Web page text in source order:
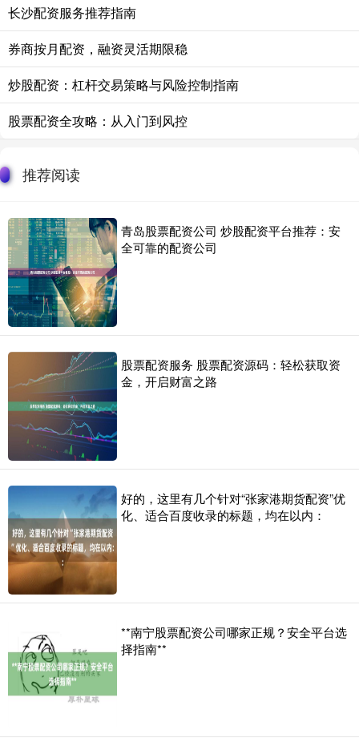
长沙配资服务推荐指南
券商按月配资，融资灵活期限稳
炒股配资：杠杆交易策略与风险控制指南
股票配资全攻略：从入门到风控
推荐阅读
青岛股票配资公司 炒股配资平台推荐：安
全可靠的配资公司
股票配资服务 股票配资源码：轻松获取资
金，开启财富之路
好的，这里有几个针对“张家港期货配资”优
化、适合百度收录的标题，均在以内：
**南宁股票配资公司哪家正规？安全平台选
择指南**